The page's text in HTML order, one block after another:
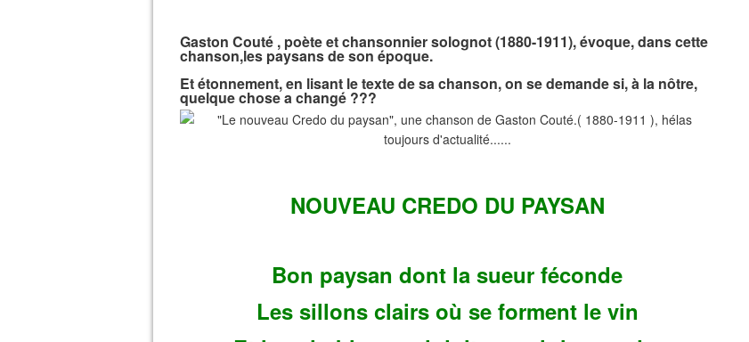
Gaston Couté , poète et chansonnier solognot (1880-1911), évoque, dans cette
chanson,les paysans de son époque.
Et étonnement, en lisant le texte de sa chanson, on se demande si, à la nôtre,
quelque chose a changé ???
NOUVEAU CREDO DU PAYSAN
Bon paysan dont la sueur féconde
Les sillons clairs où se forment le vin